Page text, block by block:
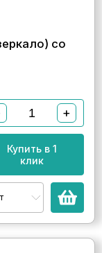
со
+
Купить в 1
клик